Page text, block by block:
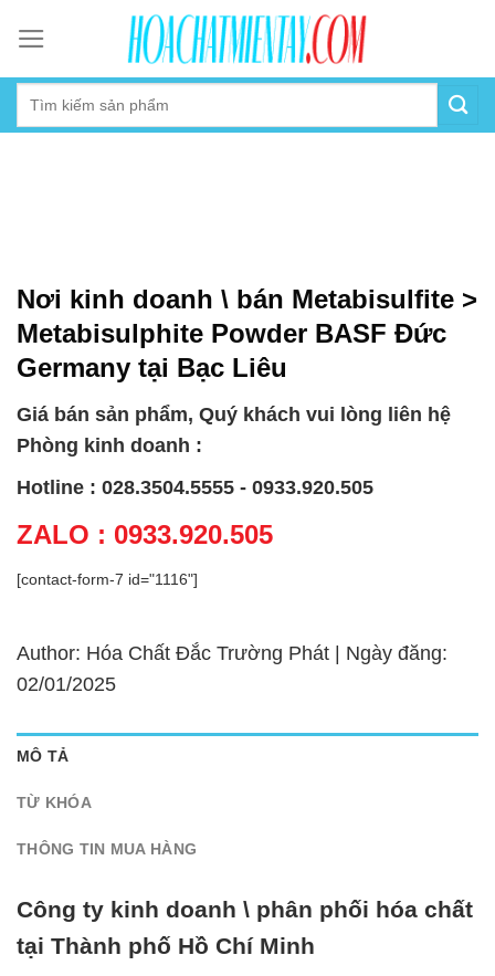
content
Nơi kinh doanh \ bán Metabisulfite >
Metabisulphite Powder BASF Đức
Germany tại Bạc Liêu
Giá bán sản phẩm, Quý khách vui lòng liên hệ
Phòng kinh doanh :
Hotline : 028.3504.5555 - 0933.920.505
ZALO : 0933.920.505
[contact-form-7 id="1116"]
Author: Hóa Chất Đắc Trường Phát | Ngày đăng:
02/01/2025
MÔ TẢ
TỪ KHÓA
THÔNG TIN MUA HÀNG
Công ty kinh doanh \ phân phối hóa chất
tại Thành phố Hồ Chí Minh